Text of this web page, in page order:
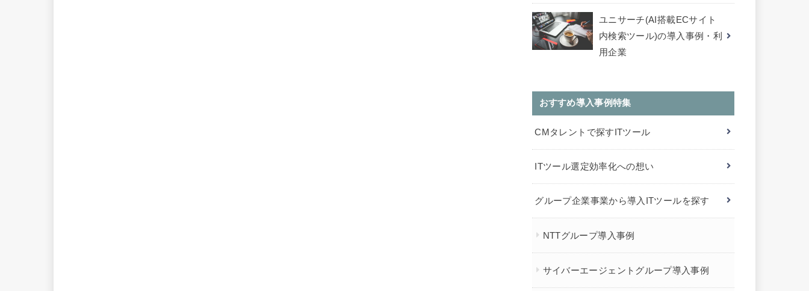
ユニサーチ(AI搭載ECサイト
内検索ツール)の導入事例・利
用企業
おすすめ導入事例特集
CMタレントで探すITツール
ITツール選定効率化への想い
グループ企業事業から導入ITツールを探す
NTTグループ導入事例
サイバーエージェントグループ導入事例